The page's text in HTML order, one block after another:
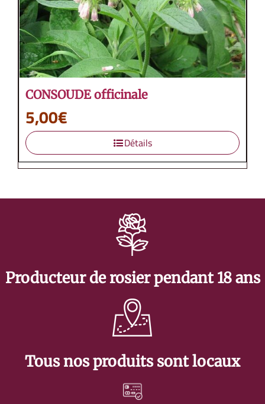
CONSOUDE officinale
5,00€
Détails
Producteur de rosier pendant 18 ans
Tous nos produits sont locaux